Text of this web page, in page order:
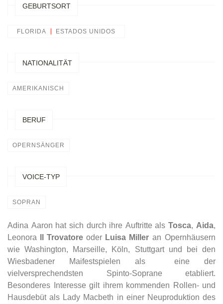
GEBURTSORT
FLORIDA ESTADOS UNIDOS
NATIONALITÄT
AMERIKANISCH
BERUF
OPERNSÄNGER
VOICE-TYP
SOPRAN
Adina Aaron hat sich durch ihre Auftritte als Tosca, Aida,
Leonora
Il Trovatore oder Luisa Miller an Opernhäusern
wie Washington, Marseille, Köln, Stuttgart und bei den
Wiesbadener Maifestspielen als eine der
vielversprechendsten Spinto-Soprane etabliert.
Besonderes Interesse gilt ihrem kommenden Rollen- und
Hausdebüt als Lady Macbeth in einer Neuproduktion des